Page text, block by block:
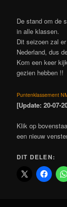
De stand om de
in alle klassen.
Dit seizoen zal
Nederland, dus
Kom een keer
gezien hebben !!
Puntenklassement
[Update: 20-07-
Klik op
een nieuw
DIT DELEN: